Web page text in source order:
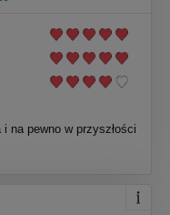
na pewno w przyszłości